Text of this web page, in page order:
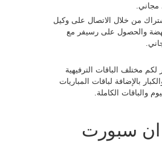
من خلال الاتصال على وكيل
والحصول على رسيفر مع
لكم مختلف الباقات الترفيهية
بالإضافة لباقات المباريات
والباقات الكاملة.
ان سبورت